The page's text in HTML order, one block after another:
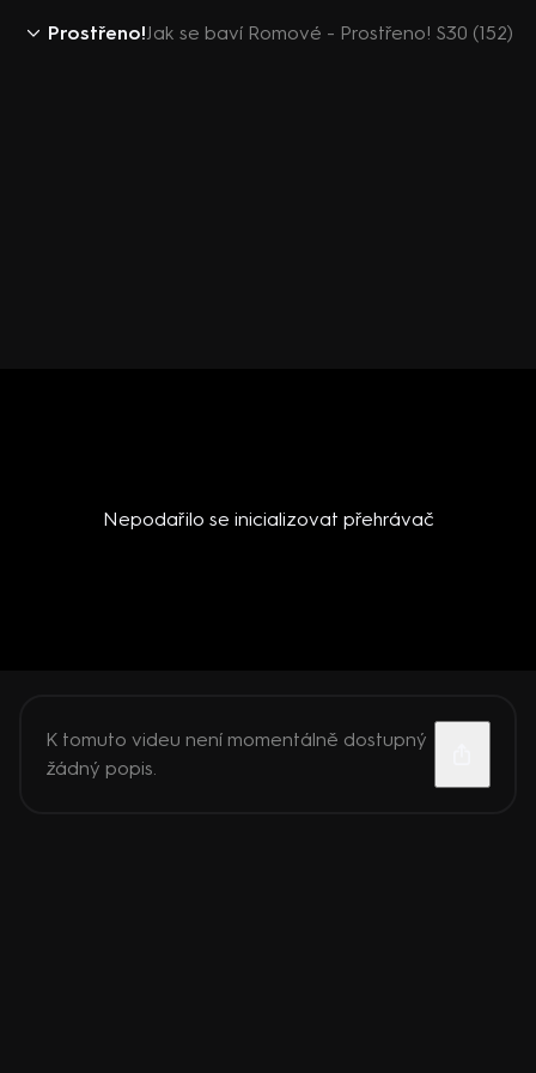
Prostřeno!Jak se baví Romové - Prostřeno! S30 (152)
Nepodařilo se inicializovat přehrávač
K tomuto videu není momentálně dostupný
žádný popis.